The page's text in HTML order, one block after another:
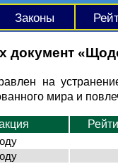
Законы
«Щодо
на
мира и